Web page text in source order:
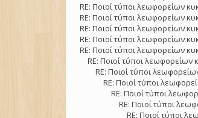
RE: Ποιοί τύποι λεωφορείων
RE: Ποιοί τύποι λεωφορείων
RE: Ποιοί τύποι λεωφορείων
RE: Ποιοί τύποι λεωφορείων
RE: Ποιοί τύποι λεωφορείων
RE: Ποιοί τύποι
RE: Ποιοί τύποι
RE: Ποιοί τύποι
RE: Ποιοί τύποι
RE: Ποιοί τύποι
RE: Ποιοί τύποι